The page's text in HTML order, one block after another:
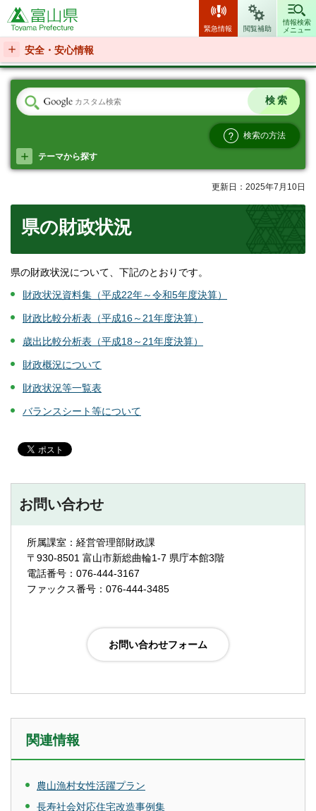
富山県
緊急情報 閲覧補助
情報検索
メニュー
安全・安心情報
検索の方法
テーマから探す
更新日：2025年7月10日
県の財政状況
県の財政状況について、下記のとおりです。
財政状況資料集（平成22年～令和5年度決算）
財政比較分析表（平成16～21年度決算）
歳出比較分析表（平成18～21年度決算）
財政概況について
財政状況等一覧表
バランスシート等について
お問い合わせ
所属課室：経営管理部財政課
〒930-8501 富山市新総曲輪1-7 県庁本館3階
電話番号：076-444-3167
ファックス番号：076-444-3485
関連情報
農山漁村女性活躍プラン
長寿社会対応住宅改造事例集